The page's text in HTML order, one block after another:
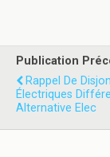
Publication
Rappel De
Électriques
Alternative Elec